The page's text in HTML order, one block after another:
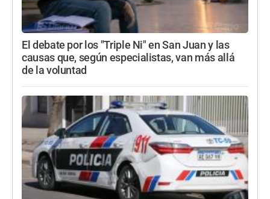
El debate por los "Triple Ni" en San Juan y las
causas que, según especialistas, van más allá
de la voluntad